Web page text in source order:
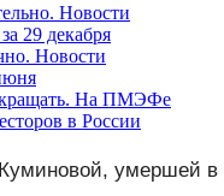
Новости
29 декабря
Новости
На ПМЭФе
в России
умершей в